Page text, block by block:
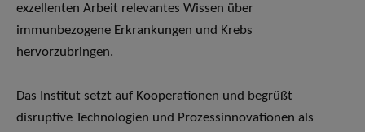
exzellenten Arbeit relevantes Wissen über
immunbezogene Erkrankungen und Krebs
hervorzubringen.
Das Institut setzt auf Kooperationen und begrüßt
disruptive Technologien und Prozessinnovationen als